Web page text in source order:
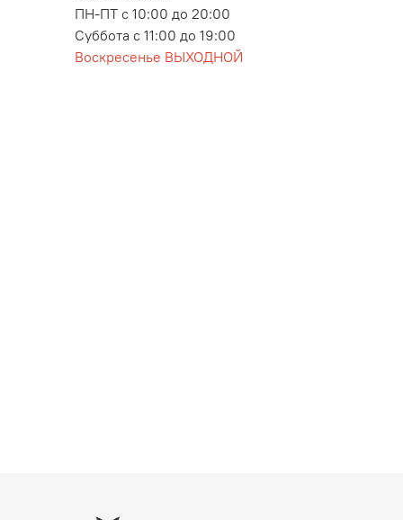
ПН-ПТ с 10:00 до 20:00
Суббота с 11:00 до 19:00
Воскресенье ВЫХОДНОЙ